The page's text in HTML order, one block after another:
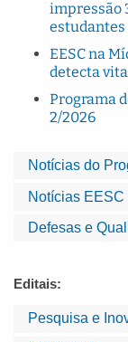
Notícias do
Notícias EESC
Defesas e
Editais:
Pesquisa e
impressão
EESC na
detecta
Programa
2/2026